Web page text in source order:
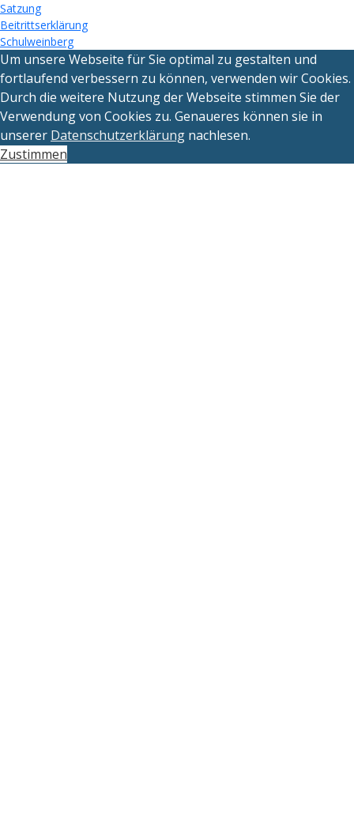
Satzung
Beitrittserklärung
Schulweinberg
Um unsere Webseite für Sie optimal zu gestalten und
fortlaufend verbessern zu können, verwenden wir Cookies.
Durch die weitere Nutzung der Webseite stimmen Sie der
Verwendung von Cookies zu. Genaueres können sie in
unserer Datenschutzerklärung nachlesen.
Zustimmen